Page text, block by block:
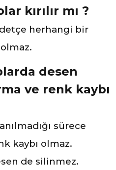
kırılır mı ?
herhangi bir
desen
ve renk kaybı
sürece
kaybı olmaz.
de silinmez.